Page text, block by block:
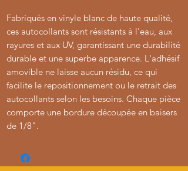
Fabriqués en vinyle blanc de haute qualité,
ces autocollants sont résistants à l'eau, aux
rayures et aux UV, garantissant une durabilité
durable et une superbe apparence. L'adhésif
amovible ne laisse aucun résidu, ce qui
facilite le repositionnement ou le retrait des
autocollants selon les besoins. Chaque pièce
comporte une bordure découpée en baisers
de 1/8".